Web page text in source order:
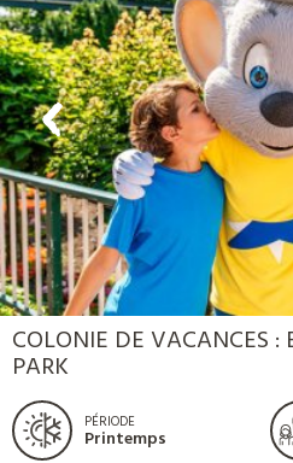
PROMO
COLONIE DE VACANCES :
PARK
PÉRIODE
Printemps